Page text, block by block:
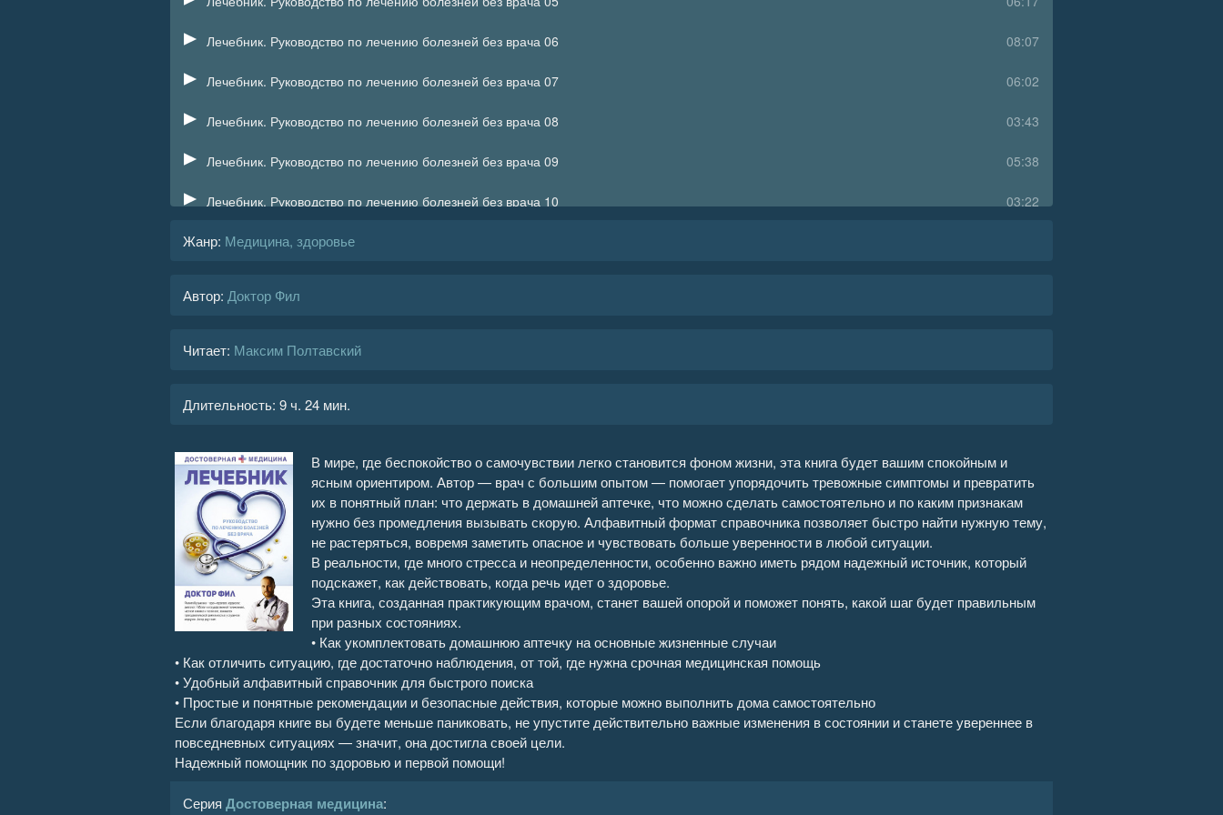
08:07
Лечебник. Руководство по лечению болезней без врача 06
06:02
Лечебник. Руководство по лечению болезней без врача 07
03:43
Лечебник. Руководство по лечению болезней без врача 08
05:38
Лечебник. Руководство по лечению болезней без врача 09
03:22
Лечебник. Руководство по лечению болезней без врача 10
Лечебник. Руководство по лечению болезней без врача 11
Лечебник. Руководство по лечению болезней без врача 14
Лечебник. Руководство по лечению болезней без врача 15
06:18
Лечебник. Руководство по лечению болезней без врача 17
03:04
Лечебник. Руководство по лечению болезней без врача 18
04:47
Лечебник. Руководство по лечению болезней без врача 19
02:25
Лечебник. Руководство по лечению болезней без врача 20
Лечебник. Руководство по лечению болезней без врача 21
Лечебник. Руководство по лечению болезней без врача 22
02:57
Лечебник. Руководство по лечению болезней без врача 23
Лечебник. Руководство по лечению болезней без врача 24
Лечебник. Руководство по лечению болезней без врача 25
Жанр: Медицина, здоровье
Автор: Доктор Фил
Читает: Максим Полтавский
Длительность: 9 ч. 24 мин.
В мире, где беспокойство о самочувствии легко становится фоном жизни, эта книга будет вашим спокойным и
ясным ориентиром. Автор — врач с большим опытом — помогает упорядочить тревожные симптомы и превратить
их в понятный план: что держать в домашней аптечке, что можно сделать самостоятельно и по каким признакам
нужно без промедления вызывать скорую. Алфавитный формат справочника позволяет быстро найти нужную тему,
не растеряться, вовремя заметить опасное и чувствовать больше уверенности в любой ситуации.
В реальности, где много стресса и неопределенности, особенно важно иметь рядом надежный источник, который
подскажет, как действовать, когда речь идет о здоровье.
Эта книга, созданная практикующим врачом, станет вашей опорой и поможет понять, какой шаг будет правильным
при разных состояниях.
• Как укомплектовать домашнюю аптечку на основные жизненные случаи
• Как отличить ситуацию, где достаточно наблюдения, от той, где нужна срочная медицинская помощь
• Удобный алфавитный справочник для быстрого поиска
• Простые и понятные рекомендации и безопасные действия, которые можно выполнить дома самостоятельно
Если благодаря книге вы будете меньше паниковать, не упустите действительно важные изменения в состоянии и станете увереннее в
повседневных ситуациях — значит, она достигла своей цели.
Надежный помощник по здоровью и первой помощи!
Серия Достоверная медицина: